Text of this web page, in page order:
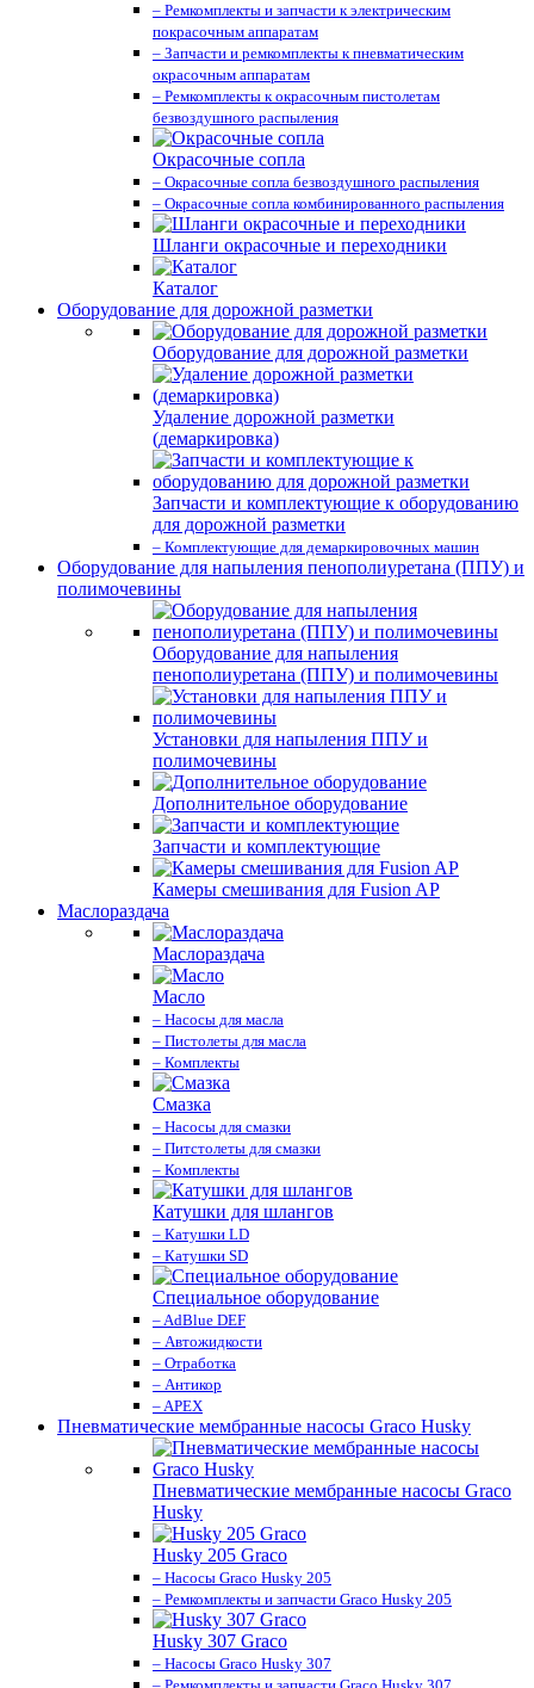
– Ремкомплекты и запчасти к электрическим
покрасочным аппаратам
– Запчасти и ремкомплекты к пневматическим
окрасочным аппаратам
– Ремкомплекты к окрасочным пистолетам
безвоздушного распыления
Окрасочные сопла
– Окрасочные сопла безвоздушного распыления
– Окрасочные сопла комбинированного распыления
Шланги окрасочные и переходники
Каталог
Оборудование для дорожной разметки
Оборудование для дорожной разметки
Удаление дорожной разметки
(демаркировка)
Запчасти и комплектующие к оборудованию
для дорожной разметки
– Комплектующие для демаркировочных машин
Оборудование для напыления пенополиуретана (ППУ) и
полимочевины
Оборудование для напыления
пенополиуретана (ППУ) и полимочевины
Установки для напыления ППУ и
полимочевины
Дополнительное оборудование
Запчасти и комплектующие
Камеры смешивания для Fusion AP
Маслораздача
Маслораздача
Масло
– Насосы для масла
– Пистолеты для масла
– Комплекты
Смазка
– Насосы для смазки
– Питстолеты для смазки
– Комплекты
Катушки для шлангов
– Катушки LD
– Катушки SD
Специальное оборудование
– AdBlue DEF
– Автожидкости
– Отработка
– Антикор
– APEX
Пневматические мембранные насосы Graco Husky
Пневматические мембранные насосы Graco
Husky
Husky 205 Graco
– Насосы Graco Husky 205
– Ремкомплекты и запчасти Graco Husky 205
Husky 307 Graco
– Насосы Graco Husky 307